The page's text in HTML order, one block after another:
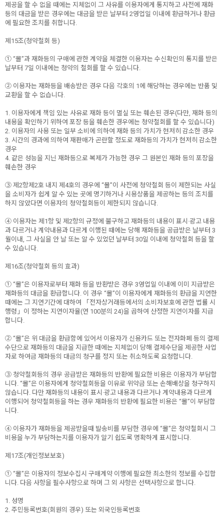
제공을 할 수 없을 때에는 지체없이 그 사유를 이용자에게 통지하고 사전에 재화
등의 대금을 받은 경우에는 대금을 받은 날부터 2영업일 이내에 환급하거나 환급
에 필요한 조치를 취합니다.
제15조(청약철회 등)
① “몰”과 재화등의 구매에 관한 계약을 체결한 이용자는 수신확인의 통지를 받은
날부터 7일 이내에는 청약의 철회를 할 수 있습니다.
② 이용자는 재화등을 배송받은 경우 다음 각호의 1에 해당하는 경우에는 반품 및
교환을 할 수 없습니다.
1. 이용자에게 책임 있는 사유로 재화 등이 멸실 또는 훼손된 경우(다만, 재화 등의
내용을 확인하기 위하여 포장 등을 훼손한 경우에는 청약철회를 할 수 있습니다)
2. 이용자의 사용 또는 일부 소비에 의하여 재화 등의 가치가 현저히 감소한 경우
3. 시간의 경과에 의하여 재판매가 곤란할 정도로 재화등의 가치가 현저히 감소한
경우
4. 같은 성능을 지닌 재화등으로 복제가 가능한 경우 그 원본인 재화 등의 포장을
훼손한 경우
③ 제2항제2호 내지 제4호의 경우에 “몰”이 사전에 청약철회 등이 제한되는 사실
을 소비자가 쉽게 알 수 있는 곳에 명기하거나 시용상품을 제공하는 등의 조치를
하지 않았다면 이용자의 청약철회등이 제한되지 않습니다.
④ 이용자는 제1항 및 제2항의 규정에 불구하고 재화등의 내용이 표시·광고 내용
과 다르거나 계약내용과 다르게 이행된 때에는 당해 재화등을 공급받은 날부터 3
월이내, 그 사실을 안 날 또는 알 수 있었던 날부터 30일 이내에 청약철회 등을 할
수 있습니다.
제16조(청약철회 등의 효과)
① “몰”은 이용자로부터 재화 등을 반환받은 경우 3영업일 이내에 이미 지급받은
재화등의 대금을 환급합니다. 이 경우 “몰”이 이용자에게 재화등의 환급을 지연한
때에는 그 지연기간에 대하여 「전자상거래등에서의 소비자보호에 관한 법률 시
행령」이 정하는 지연이자율(연 100분의 24)을 곱하여 산정한 지연이자를 지급
합니다.
② “몰”은 위 대금을 환급함에 있어서 이용자가 신용카드 또는 전자화폐 등의 결제
수단으로 재화등의 대금을 지급한 때에는 지체없이 당해 결제수단을 제공한 사업
자로 하여금 재화등의 대금의 청구를 정지 또는 취소하도록 요청합니다.
③ 청약철회등의 경우 공급받은 재화등의 반환에 필요한 비용은 이용자가 부담합
니다. “몰”은 이용자에게 청약철회등을 이유로 위약금 또는 손해배상을 청구하지
않습니다. 다만 재화등의 내용이 표시·광고 내용과 다르거나 계약내용과 다르게
이행되어 청약철회등을 하는 경우 재화등의 반환에 필요한 비용은 “몰”이 부담합
니다.
④ 이용자가 재화등을 제공받을때 발송비를 부담한 경우에 “몰”은 청약철회시 그
비용을 누가 부담하는지를 이용자가 알기 쉽도록 명확하게 표시합니다.
제17조(개인정보보호)
① “몰”은 이용자의 정보수집시 구매계약 이행에 필요한 최소한의 정보를 수집합
니다. 다음 사항을 필수사항으로 하며 그 외 사항은 선택사항으로 합니다.
1. 성명
2. 주민등록번호(회원의 경우) 또는 외국인등록번호